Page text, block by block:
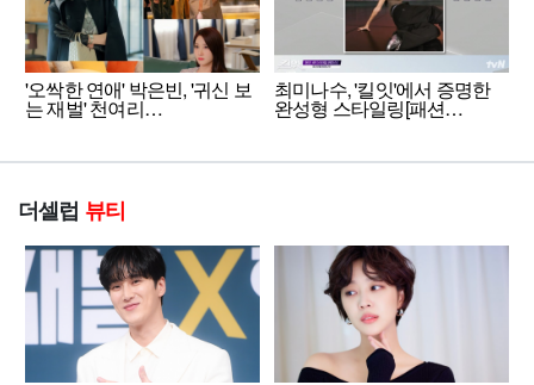
'오싹한 연애' 박은빈, '귀신 보
는 재벌' 천여리…
최미나수, '킬잇'에서 증명한
완성형 스타일링[패션…
더셀럽 뷰티